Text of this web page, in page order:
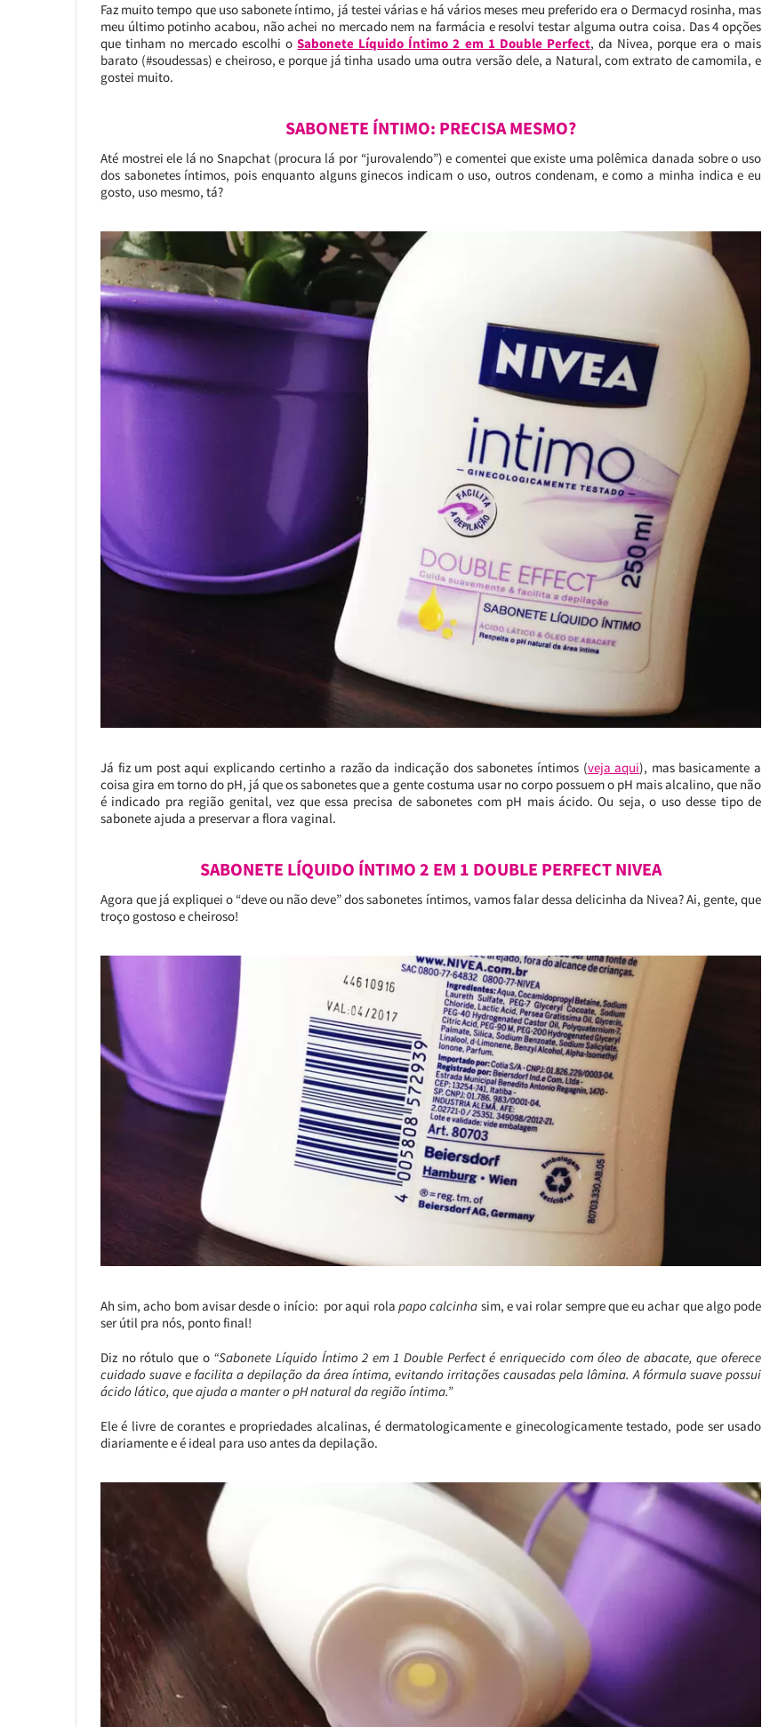
Faz muito tempo que uso sabonete íntimo, já testei várias e há vários meses meu preferido era o Dermacyd rosinha, mas
meu último potinho acabou, não achei no mercado nem na farmácia e resolvi testar alguma outra coisa. Das 4 opções
que tinham no mercado escolhi oSabonete Líquido Íntimo 2 em 1 Double Perfect, da Nivea, porque era o mais
barato (#soudessas) e cheiroso, e porque já tinha usado uma outra versão dele, a Natural, com extrato de camomila, e
gostei muito.
SABONETE ÍNTIMO: PRECISA MESMO?
Até mostrei ele lá no Snapchat (procura lá por “jurovalendo”) e comentei que existe uma polêmica danada sobre o uso
dos sabonetes íntimos, pois enquanto alguns ginecos indicam o uso, outros condenam, e como a minha indica e eu
gosto, uso mesmo, tá?
Já fiz um post aqui explicando certinho a razão da indicação dos sabonetes íntimos (veja aqui), mas basicamente a
coisa gira em torno do pH, já que os sabonetes que a gente costuma usar no corpo possuem o pH mais alcalino, que não
é indicado pra região genital, vez que essa precisa de sabonetes com pH mais ácido. Ou seja, o uso desse tipo de
sabonete ajuda a preservar a flora vaginal.
SABONETE LÍQUIDO ÍNTIMO 2 EM 1 DOUBLE PERFECT NIVEA
Agora que já expliquei o “deve ou não deve” dos sabonetes íntimos, vamos falar dessa delicinha da Nivea? Ai, gente, que
troço gostoso e cheiroso!
Ah sim, acho bom avisar desde o início: por aqui rola papo calcinha sim, e vai rolar sempre que eu achar que algo pode
ser útil pra nós, ponto final!
Diz no rótulo que o“Sabonete Líquido Íntimo 2 em 1 Double Perfect é enriquecido com óleo de abacate, que oferece
cuidado suave e facilita a depilação da área íntima, evitando irritações causadas pela lâmina. A fórmula suave possui
ácido lático, que ajuda a manter o pH natural da região íntima.”
Ele é livre de corantes e propriedades alcalinas, é dermatologicamente e ginecologicamente testado, pode ser usado
diariamente e é ideal para uso antes da depilação.